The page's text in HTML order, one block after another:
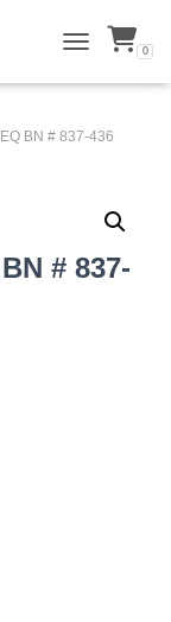
ALTERNAR
0
BN # 837-436
# 837-